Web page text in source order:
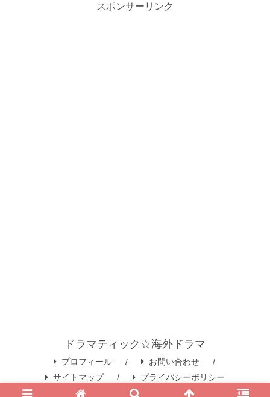
スポンサーリンク
ドラマティック☆海外ドラマ
プロフィール
お問い合わせ
サイトマップ
プライバシーポリシー